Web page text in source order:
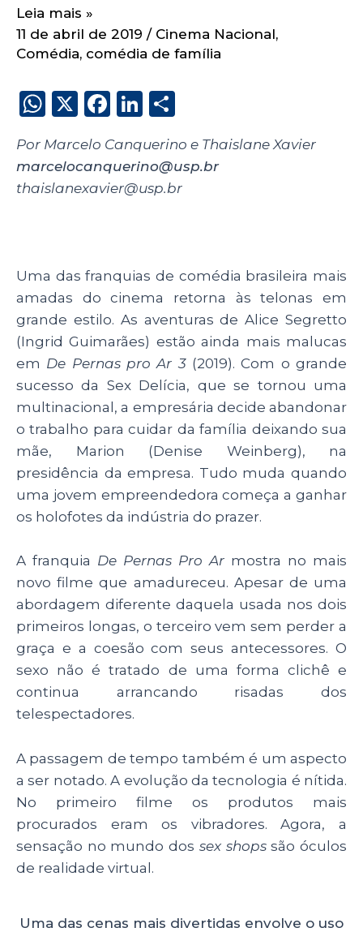
Leia mais »
11 de abril de 2019 / Cinema Nacional,
Comédia, comédia de família
W
a
ts
X
F
c
e
k
Li
k
e
a
re
Por Marcelo Canquerino e Thaislane Xavier
marcelocanquerino@usp.br
thaislanexavier@usp.br
Uma das franquias de comédia brasileira mais
amadas do cinema retorna às telonas em
grande estilo. As aventuras de Alice Segretto
(Ingrid Guimarães) estão ainda mais malucas
em De Pernas pro Ar 3 (2019). Com o grande
sucesso da Sex Delícia, que se tornou uma
multinacional, a empresária decide abandonar
o trabalho para cuidar da família deixando sua
mãe, Marion (Denise Weinberg), na
presidência da empresa. Tudo muda quando
uma jovem empreendedora começa a ganhar
os holofotes da indústria do prazer.
A franquia De Pernas Pro Ar mostra no mais
novo filme que amadureceu. Apesar de uma
abordagem diferente daquela usada nos dois
primeiros longas, o terceiro vem sem perder a
graça e a coesão com seus antecessores. O
sexo não é tratado de uma forma clichê e
continua arrancando risadas dos
telespectadores.
A passagem de tempo também é um aspecto
a ser notado. A evolução da tecnologia é nítida.
No primeiro filme os produtos mais
procurados eram os vibradores. Agora, a
sensação no mundo dos sex shopssão óculos
de realidade virtual.
Uma das cenas mais divertidas envolve o uso